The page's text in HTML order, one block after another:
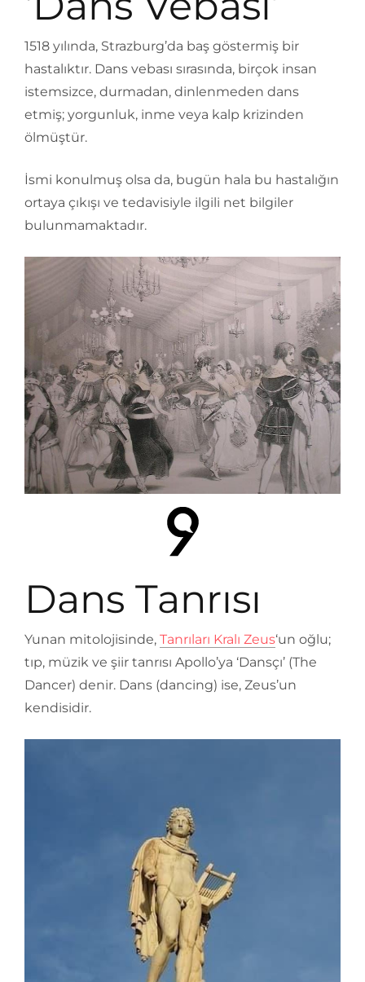
1518 yılında, Strazburg’da baş göstermiş bir
hastalıktır. Dans vebası sırasında, birçok insan
istemsizce, durmadan, dinlenmeden dans
etmiş; yorgunluk, inme veya kalp krizinden
ölmüştür.
İsmi konulmuş olsa da, bugün hala bu hastalığın
ortaya çıkışı ve tedavisiyle ilgili net bilgiler
bulunmamaktadır.
Dans Tanrısı
Yunan mitolojisinde, Tanrıları Kralı Zeus‘un oğlu;
tıp, müzik ve şiir tanrısı Apollo’ya ‘Dansçı’ (The
Dancer) denir. Dans (dancing) ise, Zeus’un
kendisidir.